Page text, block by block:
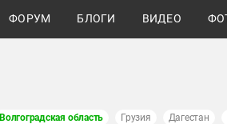
ФОРУМ БЛОГИ ВИДЕО
Волгоградская область Грузия Дагестан